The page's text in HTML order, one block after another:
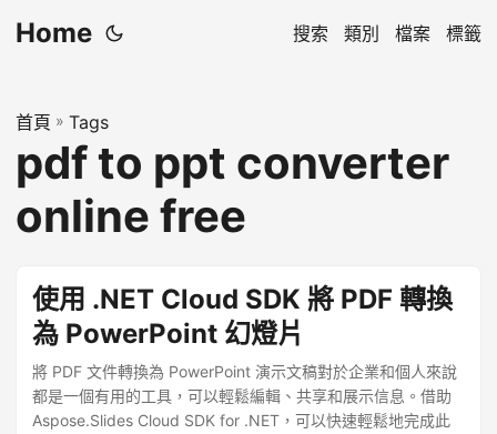
Home 搜索 類別 檔案 標籤
首頁 » Tags
pdf to ppt converter
online free
使用 .NET Cloud SDK 將 PDF 轉換
為 PowerPoint 幻燈片
將 PDF 文件轉換為 PowerPoint 演示文稿對於企業和個人來說
都是一個有用的工具，可以輕鬆編輯、共享和展示信息。借助
Aspose.Slides Cloud SDK for .NET，可以快速輕鬆地完成此